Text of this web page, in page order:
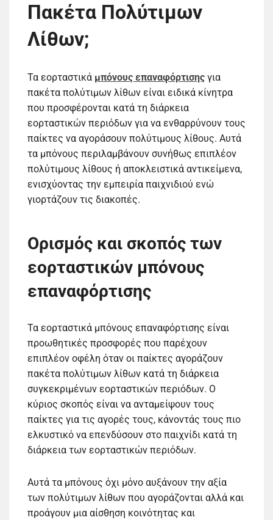
Πακέτα Πολύτιμων
Λίθων;
Τα εορταστικά μπόνους επαναφόρτισης για
πακέτα πολύτιμων λίθων είναι ειδικά κίνητρα
που προσφέρονται κατά τη διάρκεια
εορταστικών περιόδων για να ενθαρρύνουν τους
παίκτες να αγοράσουν πολύτιμους λίθους. Αυτά
τα μπόνους περιλαμβάνουν συνήθως επιπλέον
πολύτιμους λίθους ή αποκλειστικά αντικείμενα,
ενισχύοντας την εμπειρία παιχνιδιού ενώ
γιορτάζουν τις διακοπές.
Ορισμός και σκοπός των
εορταστικών μπόνους
επαναφόρτισης
Τα εορταστικά μπόνους επαναφόρτισης είναι
προωθητικές προσφορές που παρέχουν
επιπλέον οφέλη όταν οι παίκτες αγοράζουν
πακέτα πολύτιμων λίθων κατά τη διάρκεια
συγκεκριμένων εορταστικών περιόδων. Ο
κύριος σκοπός είναι να ανταμείψουν τους
παίκτες για τις αγορές τους, κάνοντάς τους πιο
ελκυστικό να επενδύσουν στο παιχνίδι κατά τη
διάρκεια των εορταστικών περιόδων.
Αυτά τα μπόνους όχι μόνο αυξάνουν την αξία
των πολύτιμων λίθων που αγοράζονται αλλά και
προάγουν μια αίσθηση κοινότητας και